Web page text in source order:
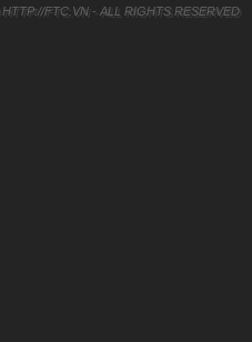
HTTP://FTC.VN - ALL RIGHTS RESERVED